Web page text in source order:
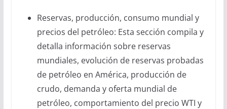
Reservas, producción, consumo mundial y
precios del petróleo: Esta sección compila y
detalla información sobre reservas
mundiales, evolución de reservas probadas
de petróleo en América, producción de
crudo, demanda y oferta mundial de
petróleo, comportamiento del precio WTI y